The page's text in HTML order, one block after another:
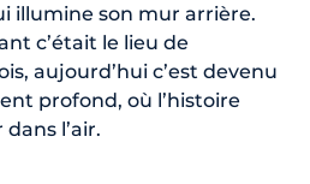
illumine son mur arrière.
c’était le lieu de
aujourd’hui c’est devenu
profond, où l’histoire
l’air.